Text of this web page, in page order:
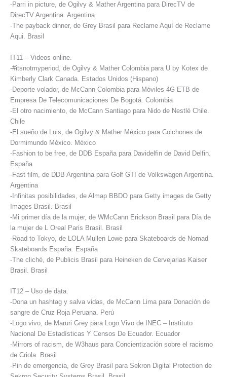
-Parri in picture, de Ogilvy & Mather Argentina para DirecTV de
DirecTV Argentina. Argentina
-The payback dinner, de Grey Brasil para Reclame Aquí de Reclame
Aqui. Brasil
IT11 – Videos online.
-#itsnotmyperiod, de Ogilvy & Mather Colombia para U by Kotex de
Kimberly Clark Canada. Estados Unidos (Hispano)
-Deporte volador, de McCann Colombia para Móviles 4G ETB de
Empresa De Telecomunicaciones De Bogotá. Colombia
-El otro nacimiento, de McCann Santiago para Nido de Nestlé Chile.
Chile
-El sueño de Luis, de Ogilvy & Mather México para Colchones de
Dormimundo México. México
-Fashion to be free, de DDB España para Davidelfin de David Delfin.
España
-Fast film, de DDB Argentina para Golf GTI de Volkswagen Argentina.
Argentina
-Infinitas posibilidades, de Almap BBDO para Getty images de Getty
Images Brasil. Brasil
-Mi primer día de la mujer, de WMcCann Erickson Brasil para Día de
la mujer de L Oreal Paris Brasil. Brasil
-Road to Tokyo, de LOLA Mullen Lowe para Skateboards de Nomad
Skateboards España. España
-The cliché, de Publicis Brasil para Heineken de Cervejarias Kaiser
Brasil. Brasil
IT12 – Uso de data.
-Dona un hashtag y salva vidas, de McCann Lima para Donación de
sangre de Cruz Roja Peruana. Perú
-Logo vivo, de Maruri Grey para Logo Vivo de INEC – Instituto
Nacional De Estadísticas Y Censos De Ecuador. Ecuador
-Mirrors of racism, de W3haus para Concientización sobre el racismo
de Criola. Brasil
-Pin de emergencia, de Grey Brasil para Sekron Digital Protection de